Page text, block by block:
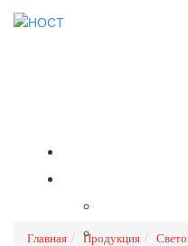
Главная Продукция